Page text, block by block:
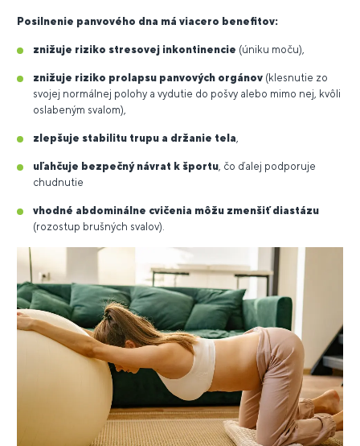
Posilnenie panvového dna má viacero benefitov:
znižuje riziko stresovej inkontinencie (úniku moču),
znižuje riziko prolapsu panvových orgánov (klesnutie zo
svojej normálnej polohy a vydutie do pošvy alebo mimo nej, kvôli
oslabeným svalom),
zlepšuje stabilitu trupu a držanie tela
uľahčuje bezpečný návrat k športu , čo ďalej podporuje
chudnutie
vhodné abdominálne cvičenia môžu zmenšiť diastázu
(rozostup brušných svalov).